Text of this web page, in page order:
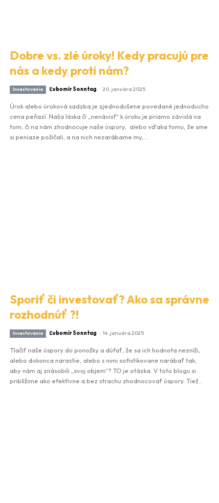
Dobre vs. zlé úroky! Kedy pracujú pre
nás a kedy proti nám?
Investovanie Ľubomír Sonntag - 20. januára 2025
Úrok alebo úroková sadzba je zjednodušene povedané jednoducho
cena peňazí. Naša láska či „nenávisť“ k úroku je priamo závislá na
tom, či na nám zhodnocuje naše úspory, alebo vďaka tomu, že sme
si peniaze požičali, a na nich nezarábame my,...
Sporiť či investovať? Ako sa správne
rozhodnúť ?!
Investovanie Ľubomír Sonntag - 14. januára 2025
Tlačiť naše úspory do ponožky a dúfať, že sa ich hodnota nezníži,
alebo dokonca narastie, alebo s nimi sofistikovane narábať tak,
aby nám aj znásobili „svoj objem“? TO je otázka. V toto blogu si
priblížime ako efektívne a bez strachu zhodnocovať úspory. Tiež...